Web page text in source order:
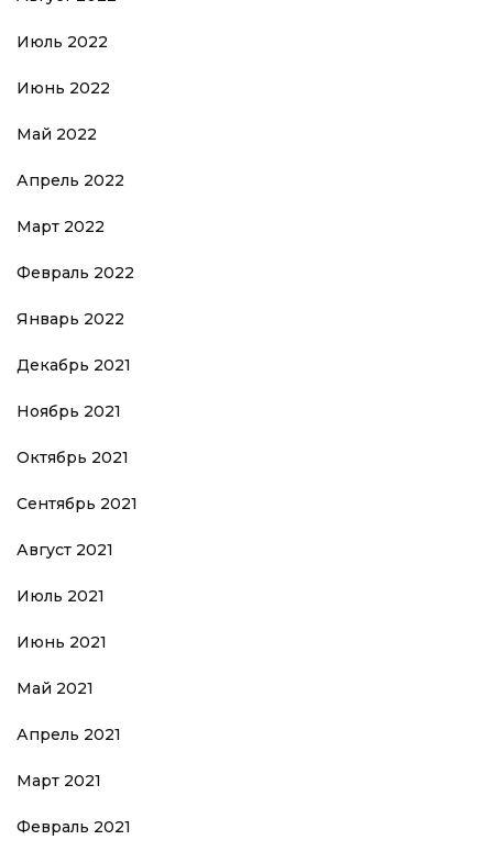
Июль 2022
Июнь 2022
Май 2022
Апрель 2022
Март 2022
Февраль 2022
Январь 2022
Декабрь 2021
Ноябрь 2021
Октябрь 2021
Сентябрь 2021
Август 2021
Июль 2021
Июнь 2021
Май 2021
Апрель 2021
Март 2021
Февраль 2021